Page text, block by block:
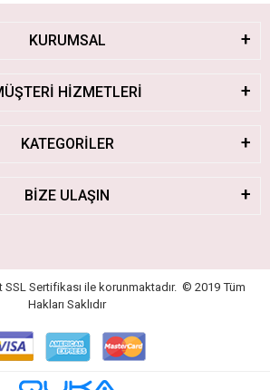
KURUMSAL
HİZMETLERİ
KATEGORİLER
BİZE ULAŞIN
Sertifikası ile korunmaktadır. © 2019 Tüm
Hakları Saklıdır